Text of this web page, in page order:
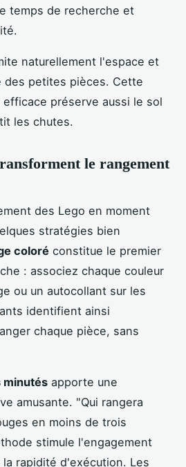
temps de recherche et
naturellement l'espace et
des petites pièces. Cette
préserve aussi le sol
les chutes.
le rangement
des Lego en moment
stratégies bien
coloré constitue le premier
: associez chaque couleur
ou un autocollant sur les
identifient ainsi
chaque pièce, sans
minutés apporte une
amusante. "Qui rangera
en moins de trois
stimule l'engagement
rapidité d'exécution. Les